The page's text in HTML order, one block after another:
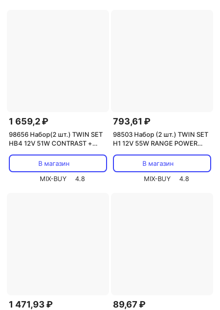
1 659,2 ₽
98656 Набор(2 шт.) TWIN SET
HB4 12V 51W CONTRAST +
В магазин
MIX-BUY
4.8
793,61 ₽
98503 Набор (2 шт.) TWIN SET
H1 12V 55W RANGE POWER
В магазин
MIX-BUY
4.8
1 471,93 ₽ 89,67 ₽